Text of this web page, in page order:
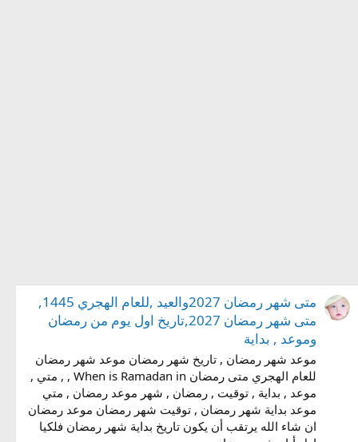
متى شهر رمضان 2027والعيد ,للعام الهجري 1445,
متى شهر رمضان 2027,تاريخ اول يوم من رمضان
وموعد , بداية
موعد شهر رمضان , تاريخ شهر رمضان موعد شهر رمضان
للعام الهجري متى رمضان When is Ramadan in , , متي ,
موعد , بداية , توقيت , رمضان , شهر موعد رمضان , متي
موعد بداية شهر رمضان , توقيت شهر رمضان موعد رمضان
ان شاء الله يرتقب أن يكون تاريخ بداية شهر رمضان فلكيا